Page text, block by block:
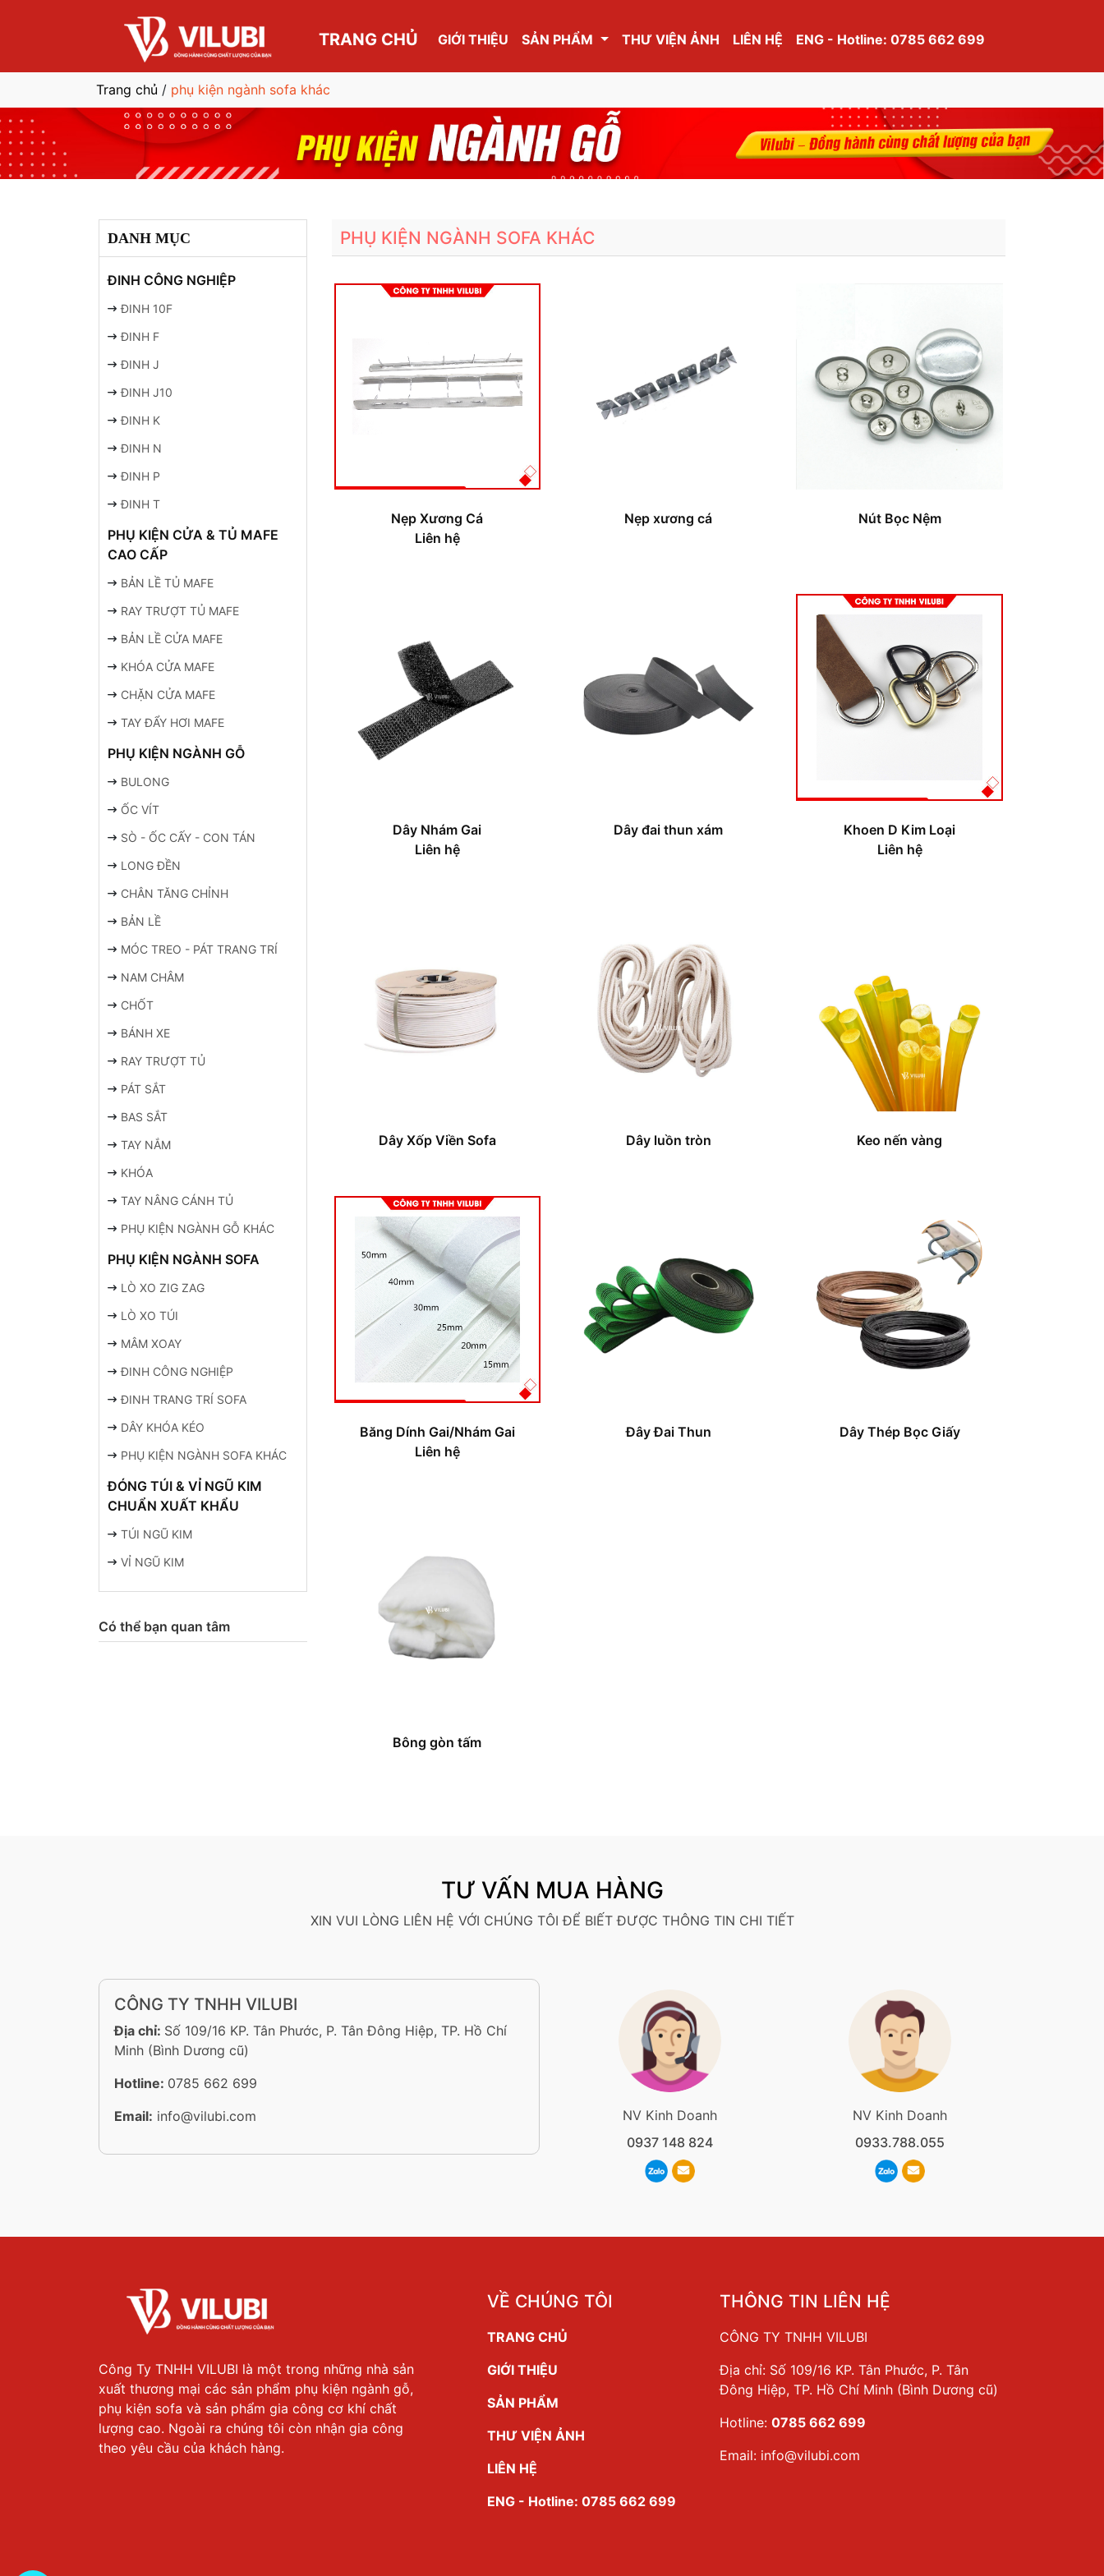
TRANG CHỦ GIỚI THIỆU SẢN PHẨM THƯ VIỆN ẢNH LIÊN HỆ ENG - Hotline: 0785 662 699
Trang chủ / phụ kiện ngành sofa khác
DANH MỤC
ĐINH CÔNG NGHIỆP
ĐINH 10F
ĐINH F
ĐINH J
ĐINH J10
ĐINH K
ĐINH N
ĐINH P
ĐINH T
PHỤ KIỆN CỬA & TỦ MAFE
CAO CẤP
BẢN LỀ TỦ MAFE
RAY TRƯỢT TỦ MAFE
BẢN LỀ CỬA MAFE
KHÓA CỬA MAFE
CHẶN CỬA MAFE
TAY ĐẨY HƠI MAFE
PHỤ KIỆN NGÀNH GỖ
BULONG
ỐC VÍT
SÒ - ỐC CẤY - CON TÁN
LONG ĐỀN
CHÂN TĂNG CHỈNH
BẢN LỀ
MÓC TREO - PÁT TRANG TRÍ
NAM CHÂM
CHỐT
BÁNH XE
RAY TRƯỢT TỦ
PÁT SẮT
BAS SẮT
TAY NẮM
KHÓA
TAY NÂNG CÁNH TỦ
PHỤ KIỆN NGÀNH GỖ KHÁC
PHỤ KIỆN NGÀNH SOFA
LÒ XO ZIG ZAG
LÒ XO TÚI
MÂM XOAY
ĐINH CÔNG NGHIỆP
ĐINH TRANG TRÍ SOFA
DÂY KHÓA KÉO
PHỤ KIỆN NGÀNH SOFA KHÁC
ĐÓNG TÚI & VỈ NGŨ KIM
CHUẨN XUẤT KHẨU
TÚI NGŨ KIM
VỈ NGŨ KIM
Có thể bạn quan tâm
PHỤ KIỆN NGÀNH SOFA KHÁC
Nẹp Xương Cá
Liên hệ
Nẹp xương cá Nút Bọc Nệm
Dây Nhám Gai
Liên hệ
Dây đai thun xám
Khoen D Kim Loại
Liên hệ
Dây Xốp Viền Sofa Dây luồn tròn Keo nến vàng
Băng Dính Gai/Nhám Gai
Liên hệ
Đây Đai Thun Dây Thép Bọc Giấy
Bông gòn tấm
TƯ VẤN MUA HÀNG
XIN VUI LÒNG LIÊN HỆ VỚI CHÚNG TÔI ĐỂ BIẾT ĐƯỢC THÔNG TIN CHI TIẾT
CÔNG TY TNHH VILUBI
Địa chỉ: Số 109/16 KP. Tân Phước, P. Tân Đông Hiệp, TP. Hồ Chí
Minh (Bình Dương cũ)
Hotline: 0785 662 699
Email: info@vilubi.com
NV Kinh Doanh
0937 148 824
NV Kinh Doanh
0933.788.055
Công Ty TNHH VILUBI là một trong những nhà sản
xuất thương mại các sản phẩm phụ kiện ngành gỗ,
phụ kiện sofa và sản phẩm gia công cơ khí chất
lượng cao. Ngoài ra chúng tôi còn nhận gia công
theo yêu cầu của khách hàng.
VỀ CHÚNG TÔI
TRANG CHỦ
GIỚI THIỆU
SẢN PHẨM
THƯ VIỆN ẢNH
LIÊN HỆ
ENG - Hotline: 0785 662 699
THÔNG TIN LIÊN HỆ
CÔNG TY TNHH VILUBI
Địa chỉ: Số 109/16 KP. Tân Phước, P. Tân
Đông Hiệp, TP. Hồ Chí Minh (Bình Dương cũ)
Hotline: 0785 662 699
Email: info@vilubi.com